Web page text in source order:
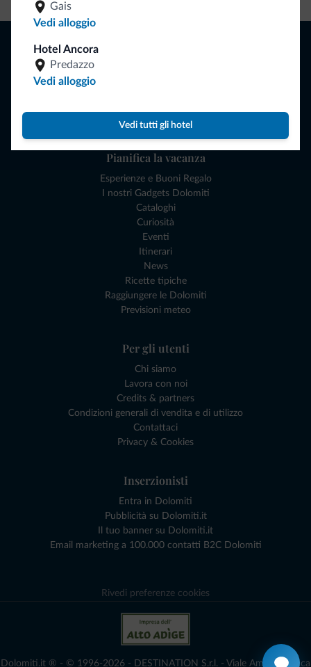
Gais
Vedi alloggio
Hotel Ancora
Predazzo
Vedi alloggio
Vedi tutti gli hotel
Cosa fare
Pianifica la vacanza
Esperienze e Buoni Regalo
I nostri Gadgets Dolomiti
Cataloghi
Curiosità
Eventi
Itinerari
News
Ricette tipiche
Raggiungere le Dolomiti
Previsioni meteo
Per gli utenti
Chi siamo
Lavora con noi
Credits & partners
Condizioni generali di vendita e di utilizzo
Contattaci
Privacy & Cookies
Inserzionisti
Entra in Dolomiti
Pubblicità su Dolomiti.it
Il tuo banner su Dolomiti.it
Email marketing a 100.000 contatti B2C Dolomiti
Rivedi preferenze cookies
Dolomiti.it ® - © 1996-2026 - DESTINATION S.r.l. - Viale Amedeo Duca